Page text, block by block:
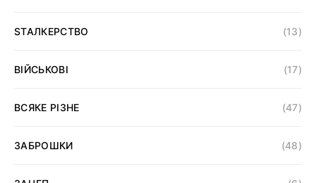
SТАЛКЕРСТВО (13)
ВІЙСЬКОВІ (17)
ВСЯКЕ РІЗНЕ (47)
ЗАБРОШКИ (48)